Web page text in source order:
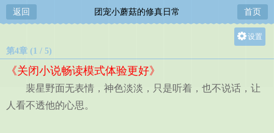
返回 团宠小蘑菇的修真日常 首页
设置
中
第4章 (1 / 5)
《关闭小说畅读模式体验更好》
裴星野面无表情，神色淡淡，只是听着，也不说话，让
人看不透他的心思。